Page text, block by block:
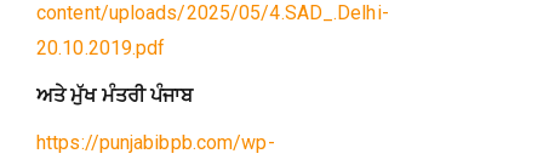
content/uploads/2025/05/4.SAD_.Delhi-
20.10.2019.pdf
ਅਤੇ ਮੁੱਖ ਮੰਤਰੀ ਪੰਜਾਬ
https://punjabibpb.com/wp-